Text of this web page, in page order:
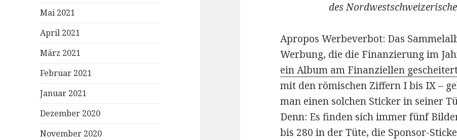
Mai 2021
April 2021
März 2021
Februar 2021
Januar 2021
Dezember 2020
November 2020
des
Apropos Werbeverbot: Das
Werbung, die die Finanzierung im
ein Album am Finanziellen
mit den römischen Ziffern I bis IX –
man einen solchen Sticker in seiner
Denn: Es finden sich immer fünf
bis 280 in der Tüte, die Sponsor-